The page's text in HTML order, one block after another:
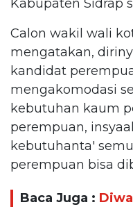
Kabupaten Sidrap
Calon wakil wali
mengatakan,
kandidat
mengakomodasi
kebutuhan kaum
perempuan,
kebutuhanta'
perempuan bisa
Baca Juga :